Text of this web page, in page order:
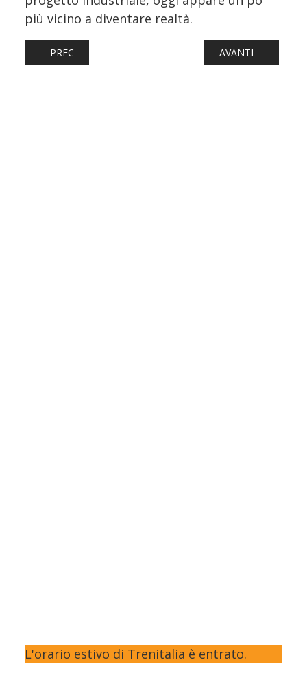
più vicino a diventare realtà.
ARTICOLO PRECEDENTE: ITALO IN GERMANIA, SPUNTA
PREC ARTICOLO
AVANTI
L'orario estivo di Trenitalia è entrato.